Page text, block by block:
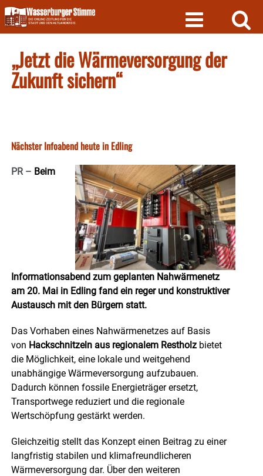
Skip
to
content
„Jetzt die Wärmeversorgung der
Zukunft sichern“
Nächster Infoabend heute in Edling
PR – Beim
Informationsabend zum geplanten Nahwärmenetz
am 20. Mai in Edling fand ein reger und konstruktiver
Austausch mit den Bürgern statt.
Das Vorhaben eines Nahwärmenetzes auf Basis
von Hackschnitzeln aus regionalem Restholz bietet
die Möglichkeit, eine lokale und weitgehend
unabhängige Wärmeversorgung aufzubauen.
Dadurch können fossile Energieträger ersetzt,
Transportwege reduziert und die regionale
Wertschöpfung gestärkt werden.
Gleichzeitig stellt das Konzept einen Beitrag zu einer
langfristig stabilen und klimafreundlicheren
Wärmeversorgung dar. Über den weiteren